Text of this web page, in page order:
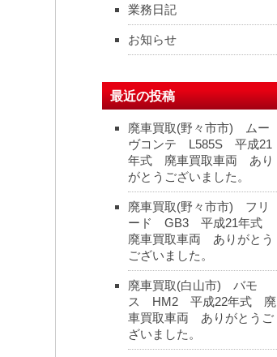
業務日記
お知らせ
最近の投稿
廃車買取(野々市市) ムー
ヴコンテ L585S 平成21
年式 廃車買取車両 あり
がとうございました。
廃車買取(野々市市) フリ
ード GB3 平成21年式
廃車買取車両 ありがとう
ございました。
廃車買取(白山市) バモ
ス HM2 平成22年式 廃
車買取車両 ありがとうご
ざいました。